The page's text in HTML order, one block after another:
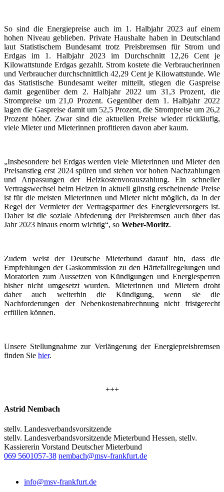
So sind die Energiepreise auch im 1. Halbjahr 2023 auf einem
hohen Niveau geblieben. Private Haushalte haben in Deutschland
laut Statistischem Bundesamt trotz Preisbremsen für Strom und
Erdgas im 1. Halbjahr 2023 im Durchschnitt 12,26 Cent je
Kilowattstunde Erdgas gezahlt. Strom kostete die Verbraucherinnen
und Verbraucher durchschnittlich 42,29 Cent je Kilowattstunde. Wie
das Statistische Bundesamt weiter mitteilt, stiegen die Gaspreise
damit gegenüber dem 2. Halbjahr 2022 um 31,3 Prozent, die
Strompreise um 21,0 Prozent. Gegenüber dem 1. Halbjahr 2022
lagen die Gaspreise damit um 52,5 Prozent, die Strompreise um 26,2
Prozent höher. Zwar sind die aktuellen Preise wieder rückläufig,
viele Mieter und Mieterinnen profitieren davon aber kaum.
„Insbesondere bei Erdgas werden viele Mieterinnen und Mieter den
Preisanstieg erst 2024 spüren und stehen vor hohen Nachzahlungen
und Anpassungen der Heizkostenvorauszahlung. Ein schneller
Vertragswechsel beim Heizen in aktuell günstig erscheinende Preise
ist für die meisten Mieterinnen und Mieter nicht möglich, da in der
Regel der Vermieter der Vertragspartner des Energieversorgers ist.
Daher ist die soziale Abfederung der Preisbremsen auch über das
Jahr 2023 hinaus enorm wichtig“, so Weber-Moritz.
Zudem weist der Deutsche Mieterbund darauf hin, dass die
Empfehlungen der Gaskommission zu den Härtefallregelungen und
Moratorien zum Aussetzen von Kündigungen und Energiesperren
bisher nicht umgesetzt wurden. Mieterinnen und Mietern droht
daher auch weiterhin die Kündigung, wenn sie die
Nachforderungen der Nebenkostenabrechnung nicht fristgerecht
erfüllen können.
Unsere Stellungnahme zur Verlängerung der Energiepreisbremsen
finden Sie hier.
+++
Astrid Nembach
stellv. Landesverbandsvorsitzende
stellv. Landesverbandsvorsitzende Mieterbund Hessen, stellv.
Kassiererin Vorstand Deutscher Mieterbund
069 5601057-38 nembach@msv-frankfurt.de
info@msv-frankfurt.de